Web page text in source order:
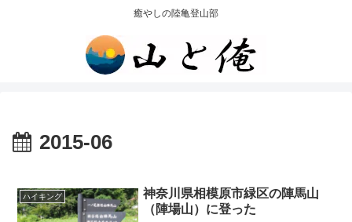
癒やしの陸亀登山部
2015-06
ハイキング
神奈川県相模原市緑区の陣馬山
（陣場山）に登った